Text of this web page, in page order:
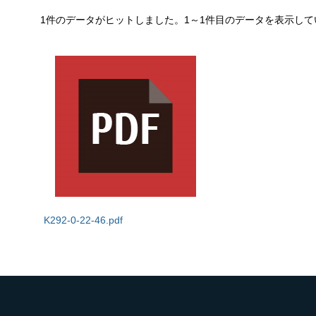
1件のデータがヒットしました。1～1件目のデータを表示し
K292-0-22-46.pdf